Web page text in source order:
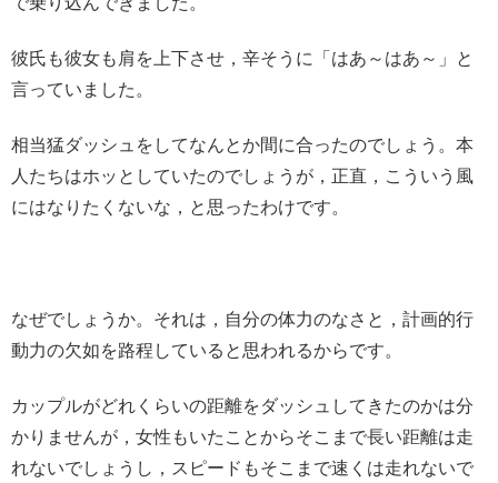
彼氏も彼女も肩を上下させ，辛そうに「はあ～はあ～」と
言っていました。
相当猛ダッシュをしてなんとか間に合ったのでしょう。本
人たちはホッとしていたのでしょうが，正直，こういう風
にはなりたくないな，と思ったわけです。
なぜでしょうか。それは，自分の体力のなさと，計画的行
動力の欠如を路程していると思われるからです。
カップルがどれくらいの距離をダッシュしてきたのかは分
かりませんが，女性もいたことからそこまで長い距離は走
れないでしょうし，スピードもそこまで速くは走れないで